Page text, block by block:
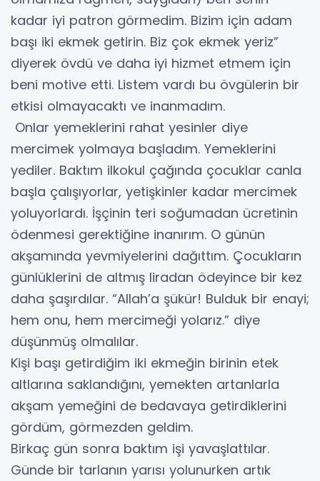
kadar iyi patron görmedim. Bizim için adam
başı iki ekmek getirin. Biz çok ekmek yeriz”
diyerek övdü ve daha iyi hizmet etmem için
beni motive etti. Listem vardı bu övgülerin bir
etkisi olmayacaktı ve inanmadım.
Onlar yemeklerini rahat yesinler diye
mercimek yolmaya başladım. Yemeklerini
yediler. Baktım ilkokul çağında çocuklar canla
başla çalışıyorlar, yetişkinler kadar mercimek
yoluyorlardı. İşçinin teri soğumadan ücretinin
ödenmesi gerektiğine inanırım. O günün
akşamında yevmiyelerini dağıttım. Çocukların
günlüklerini de altmış liradan ödeyince bir kez
daha şaşırdılar. “Allah’a şükür! Bulduk bir enayi;
hem onu, hem mercimeği yolarız.” diye
düşünmüş olmalılar.
Kişi başı getirdiğim iki ekmeğin birinin etek
altlarına saklandığını, yemekten artanlarla
akşam yemeğini de bedavaya getirdiklerini
gördüm, görmezden geldim.
Birkaç gün sonra baktım işi yavaşlattılar.
Günde bir tarlanın yarısı yolunurken artık